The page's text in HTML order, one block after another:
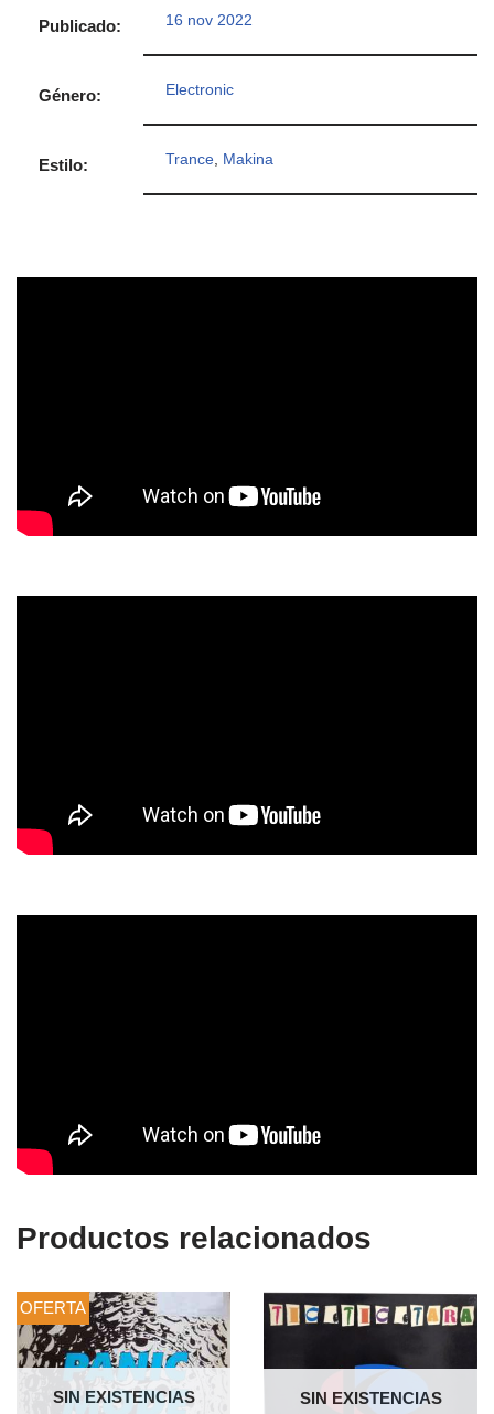
Publicado: 16 nov 2022
Género: Electronic
Estilo: Trance, Makina
Productos relacionados
OFERTA
SIN EXISTENCIAS SIN EXISTENCIAS